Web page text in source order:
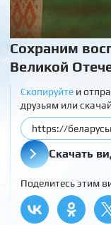
Сохраним
Великой
Скопируйтеи
друзьям или
Скачать
Поделитесь этим